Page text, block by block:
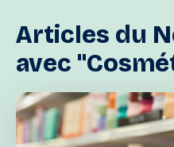
Articles du
avec